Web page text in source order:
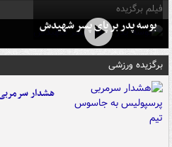
فیلم برگزیده
بوسه‌ پدر بر پای پسر شهیدش
برگزیده ورزشی
هشدار